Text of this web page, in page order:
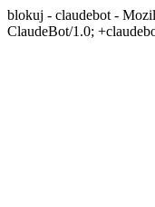
blokuj - claudebot -
ClaudeBot/1.0;